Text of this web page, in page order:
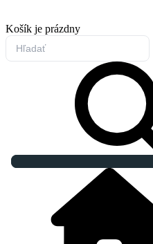
Košík je prázdny